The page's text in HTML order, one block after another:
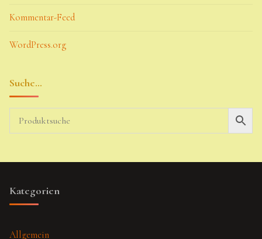
Kommentar-Feed
WordPress.org
Suche…
Kategorien
Allgemein